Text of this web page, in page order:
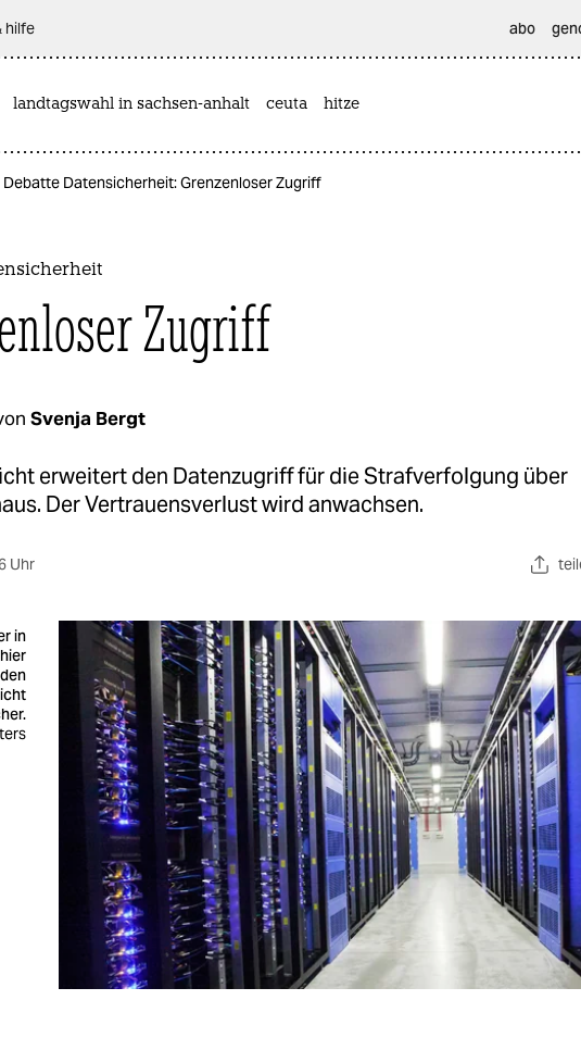
hilfe abo
landtagswahl in sachsen-anhalt ceuta hitze
Debatte Datensicherheit: Grenzenloser Zugriff
Zugriff
Svenja Bergt
erweitert den Datenzugriff für die Strafverfolgung über
Der Vertrauensverlust wird anwachsen.
Uhr
in